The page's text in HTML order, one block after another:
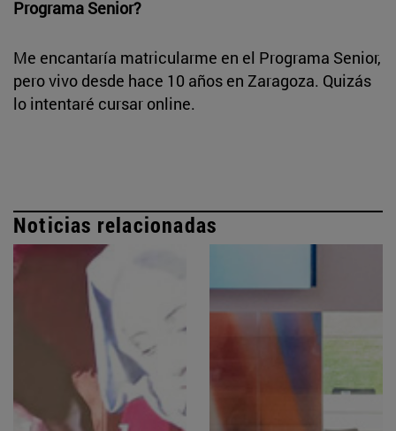
Programa Senior?
Me encantaría matricularme en el Programa Senior,
pero vivo desde hace 10 años en Zaragoza. Quizás
lo intentaré cursar online.
Noticias relacionadas